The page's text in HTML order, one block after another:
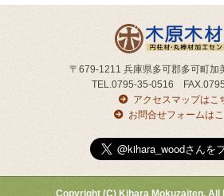
〒679-1211 兵庫県多可郡多可町加
TEL.0795-35-0516
アクセスマップはこ
お問合せフォームは
Copyright (C) Kihara Mokuzaiten. All